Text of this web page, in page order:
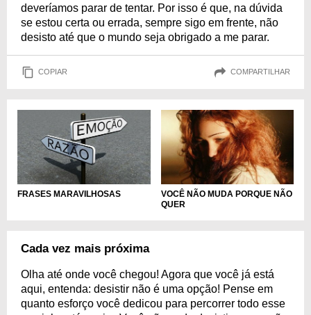
deveríamos parar de tentar. Por isso é que, na dúvida
se estou certa ou errada, sempre sigo em frente, não
desisto até que o mundo seja obrigado a me parar.
COPIAR COMPARTILHAR
FRASES MARAVILHOSAS
VOCÊ NÃO MUDA PORQUE NÃO
QUER
Cada vez mais próxima
Olha até onde você chegou! Agora que você já está
aqui, entenda: desistir não é uma opção! Pense em
quanto esforço você dedicou para percorrer todo esse